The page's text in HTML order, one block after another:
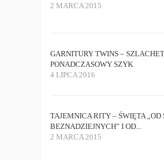
2 MARCA 2015
GARNITURY TWINS –
PONADCZASOWY SZYK
4 LIPCA 2016
TAJEMNICA RITY – ŚWIĘTA „OD
BEZNADZIEJNYCH” I OD...
2 MARCA 2015